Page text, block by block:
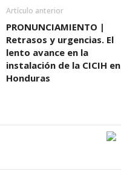
Artículo anterior
PRONUNCIAMIENTO |
Retrasos y urgencias. El
lento avance en la
instalación de la CICIH en
Honduras